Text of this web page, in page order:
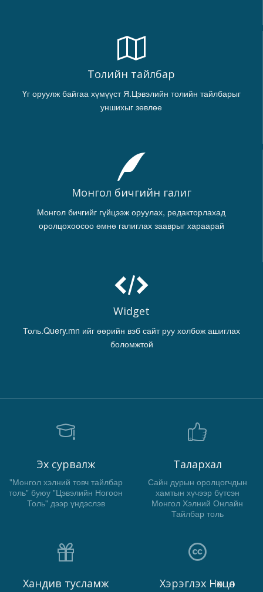
Толийн тайлбар
Үг оруулж байгаа хүмүүст Я.Цэвэлийн толийн тайлбарыг
уншихыг зөвлөе
Монгол бичгийн галиг
Монгол бичгийг гүйцээж оруулах, редакторлахад
оролцохоосоо өмнө галиглах зааврыг хараарай
Widget
Толь.Query.mn ийг өөрийн вэб сайт руу холбож ашиглах
боломжтой
Эх сурвалж
"Монгол хэлний товч тайлбар
толь" буюу "Цэвэлийн Ногоон
Толь" дээр үндэслэв
Талархал
Сайн дурын оролцогчдын
хамтын хүчээр бүтсэн
Монгол Хэлний Онлайн
Тайлбар толь
Хандив тусламж Хэрэглэх Нөхцөл